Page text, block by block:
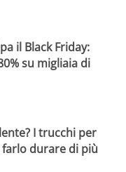
il Black Friday:
su migliaia di
I trucchi per
durare di più